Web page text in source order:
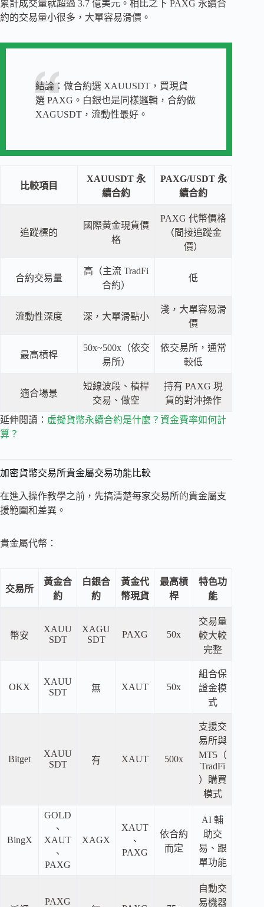
累計成交量就超過 3.7 億美元。相比之下 PAXG 永續合
約的交易量小很多，大單容易滑價。
結論：做合約選 XAUUSDT，買現貨
選 PAXG。白銀也是同樣邏輯，合約做
XAGUSDT，流動性最好。
比較項目
XAUUSDT 永
續合約
PAXG/USDT 永
續合約
追蹤標的
國際黃金現貨價
格
PAXG 代幣價格
（間接追蹤金
價）
合約交易量
高（主流 TradFi
合約）
低
流動性深度 深，大單滑點小
淺，大單容易滑
價
最高槓桿
50x~500x（依交
易所）
依交易所，通常
較低
適合場景
短線波段、槓桿
交易、做空
持有 PAXG 現
貨的對沖操作
延伸閱讀： 虛擬貨幣永續合約是什麼？資金費率如何計
算？
加密貨幣交易所貴金屬交易功能比較
在進入操作教學之前，先搞清楚每家交易所的貴金屬支
援範圍和差異。
貴金屬代幣：
交易所
黃金合
約
白銀合
約
黃金代
幣現貨
最高槓
桿
特色功
能
幣安
XAUU
SDT
XAGU
SDT
PAXG 50x
交易量
較大較
完整
OKX
XAUU
SDT
無 XAUT 50x
組合保
證金模
式
Bitget
XAUU
SDT
有 XAUT 500x
支援交
易所與
MT5（
TradFi
）購買
模式
BingX
GOLD
、
XAUT
、
PAXG
XAGX
XAUT
、
PAXG
依合約
而定
AI 輔
助交
易、跟
單功能
PAXG
自動交
易機器